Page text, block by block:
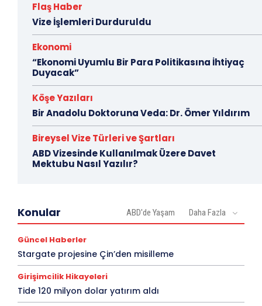
Flaş Haber
Vize İşlemleri Durduruldu
Ekonomi
“Ekonomi Uyumlu Bir Para Politikasına İhtiyaç
Duyacak”
Köşe Yazıları
Bir Anadolu Doktoruna Veda: Dr. Ömer Yıldırım
Bireysel Vize Türleri ve Şartları
ABD Vizesinde Kullanılmak Üzere Davet
Mektubu Nasıl Yazılır?
Konular ABD'de Yaşam Daha Fazla
Güncel Haberler
Stargate projesine Çin’den misilleme
Girişimcilik Hikayeleri
Tide 120 milyon dolar yatırım aldı